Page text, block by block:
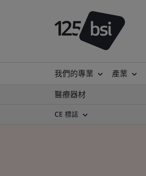
我們的專業 產業
醫療器材
CE 標誌